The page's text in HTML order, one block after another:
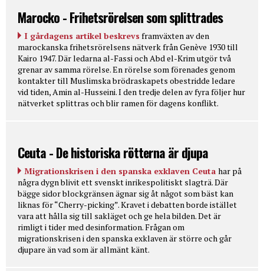
Marocko - Frihetsrörelsen som splittrades
I gårdagens artikel beskrevs framväxten av den
marockanska frihetsrörelsens nätverk från Genève 1930 till
Kairo 1947. Där ledarna al-Fassi och Abd el-Krim utgör två
grenar av samma rörelse. En rörelse som förenades genom
kontakter till Muslimska brödraskapets obestridde ledare
vid tiden, Amin al-Husseini. I den tredje delen av fyra följer hur
nätverket splittras och blir ramen för dagens konflikt.
Ceuta - De historiska rötterna är djupa
Migrationskrisen i den spanska exklaven Ceuta har på
några dygn blivit ett svenskt inrikespolitiskt slagträ. Där
bägge sidor blockgränsen ägnar sig åt något som bäst kan
liknas för “Cherry-picking”. Kravet i debatten borde istället
vara att hålla sig till sakläget och ge hela bilden. Det är
rimligt i tider med desinformation. Frågan om
migrationskrisen i den spanska exklaven är större och går
djupare än vad som är allmänt känt.